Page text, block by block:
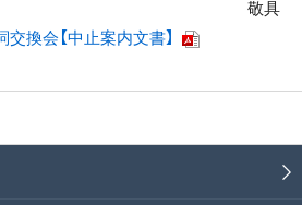
敬具
換会【中止案内文書】